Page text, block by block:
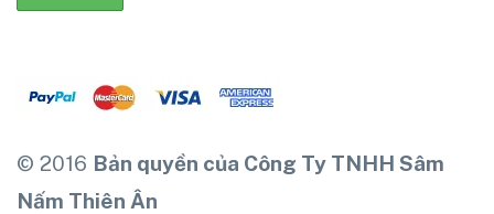
© 2016 Bản quyền của Công Ty TNHH Sâm
Nấm Thiên Ân